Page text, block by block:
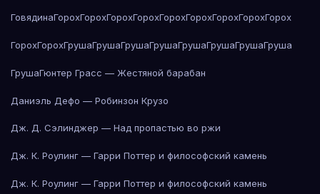
ГовядинаГорохГорохГорохГорохГорохГорохГорохГорохГорох
ГорохГорохГрушаГрушаГрушаГрушаГрушаГрушаГрушаГруша
ГрушаГюнтер Грасс — Жестяной барабан
Даниэль Дефо — Робинзон Крузо
Дж. Д. Сэлинджер — Над пропастью во ржи
Дж. К. Роулинг — Гарри Поттер и философский камень
Дж. К. Роулинг — Гарри Поттер и философский камень